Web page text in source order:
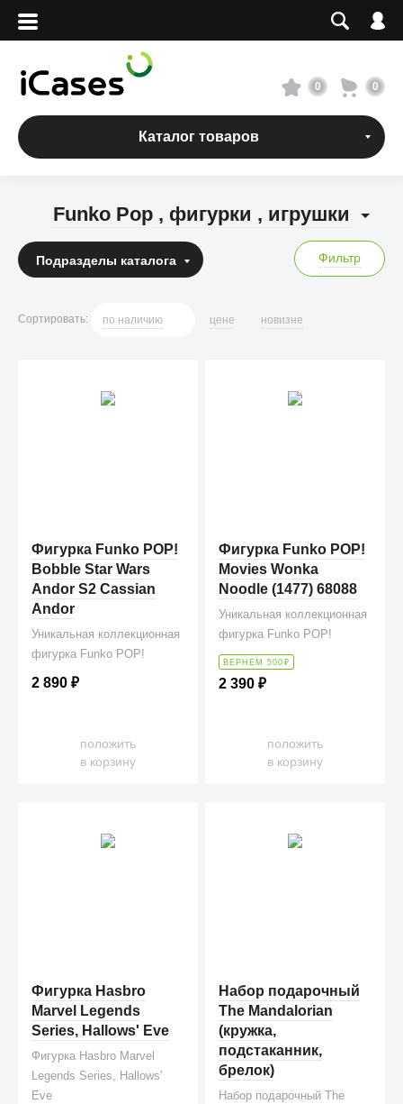
Вход
Сервисный центр
О магазине
Вакансии
0 0
Каталог товаров
Funko Pop , фигурки , игрушки
Подразделы каталога Фильтр
Сортировать: по наличию цене новизне
Фигурка Funko POP!
Bobble Star Wars
Andor S2 Cassian
Andor
Уникальная коллекционная
фигурка Funko POP!
2 890₽
положить
в корзину
Фигурка Funko POP!
Movies Wonka
Noodle (1477) 68088
Уникальная коллекционная
фигурка Funko POP!
ВЕРНЕМ 500 ₽
2 390₽
положить
в корзину
Фигурка Hasbro
Marvel Legends
Series, Hallows' Eve
Фигурка Hasbro Marvel
Legends Series, Hallows'
Eve
Набор подарочный
The Mandalorian
(кружка,
подстаканник,
брелок)
Набор подарочный The